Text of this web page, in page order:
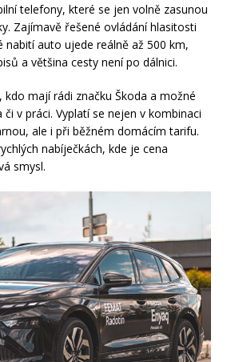
telefony, které se jen volně zasunou
Zajímavě řešené ovládání hlasitosti
nabití auto ujede reálně až 500 km,
a většina cesty není po dálnici.
mají rádi značku Škoda a možné
v práci. Vyplatí se nejen v kombinaci
ale i při běžném domácím tarifu.
nabíječkách, kde je cena
smysl.